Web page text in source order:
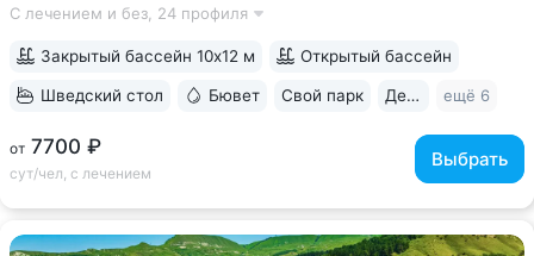
переходит в Курортный парк, к терренкурам № 3 и № 2Б •
С лечением и без, 24 профиля
от 7700 ₽
сут/чел, с лечением
Выбрать
Закрытый бассейн 10х12 м Открытый бассейн
Шведский стол Бювет Свой парк Дети с 2 лет ещё 6